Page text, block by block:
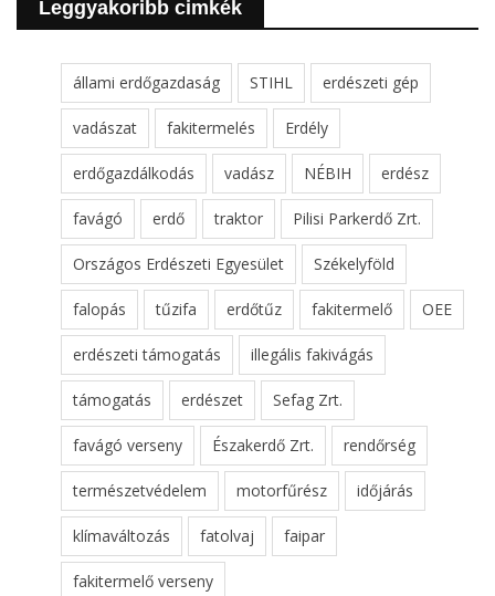
Leggyakoribb cimkék
állami erdőgazdaság STIHL erdészeti gép
vadászat fakitermelés Erdély
erdőgazdálkodás vadász NÉBIH erdész
favágó erdő traktor Pilisi Parkerdő Zrt.
Országos Erdészeti Egyesület Székelyföld
falopás tűzifa erdőtűz fakitermelő OEE
erdészeti támogatás illegális fakivágás
támogatás erdészet Sefag Zrt.
favágó verseny Északerdő Zrt. rendőrség
természetvédelem motorfűrész időjárás
klímaváltozás fatolvaj faipar
fakitermelő verseny